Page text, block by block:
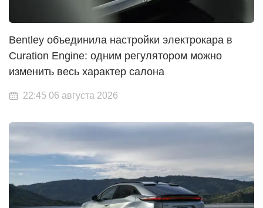
Bentley объединила настройки электрокара в
Curation Engine: одним регулятором можно
изменить весь характер салона
22:45 06 августа 2026